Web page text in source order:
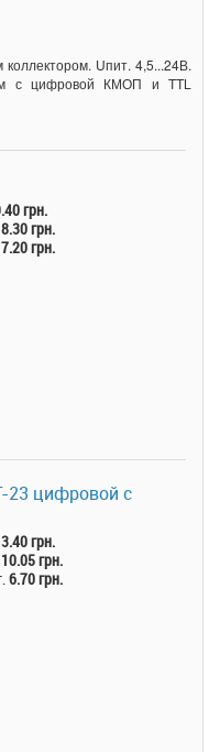
Uпит. 4,5...24В.
с цифровой КМОП и TTL
грн.
8.30 грн.
7.20 грн.
23 цифровой с
грн.
10.05 грн.
6.70 грн.